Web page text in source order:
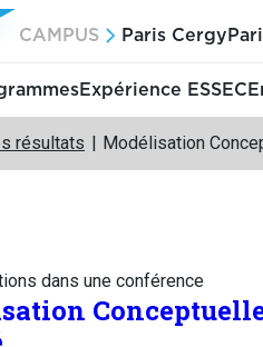
CAMPUS Paris Cergy
Expérience ESSEC
résultats Modélisation
dans une conférence